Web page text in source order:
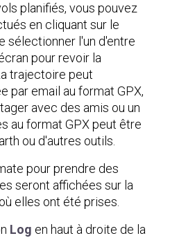
planifiés, vous pouvez
en cliquant sur le
sélectionner l'un d'entre
pour revoir la
trajectoire peut
par email au format GPX,
avec des amis ou un
au format GPX peut être
ou d'autres outils.
pour prendre des
seront affichées sur la
elles ont été prises.
Log en haut à droite de la